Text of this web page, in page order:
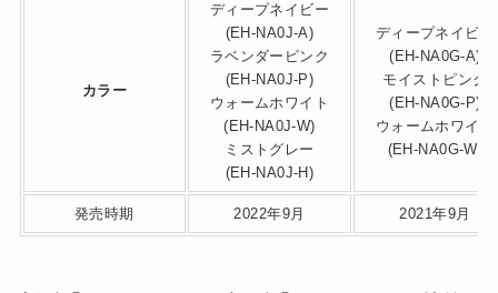
カラー
ディープネイビー
(EH-NA0J-A)
ラベンダーピンク
(EH-NA0J-P)
ウォームホワイト
(EH-NA0J-W)
ミストグレー
(EH-NA0J-H)
ディープネイビー
(EH-NA0G-A)
モイストピンク
(EH-NA0G-P)
ウォームホワイト
(EH-NA0G-W)
発売時期 2022年9月 2021年9月